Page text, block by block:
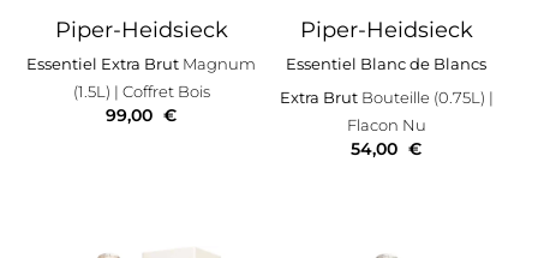
Piper-Heidsieck
Essentiel Extra Brut Magnum
(1.5L) | Coffret Bois
99,00 €
Piper-Heidsieck
Essentiel Blanc de Blancs
Extra Brut Bouteille (0.75L) |
Flacon Nu
54,00 €